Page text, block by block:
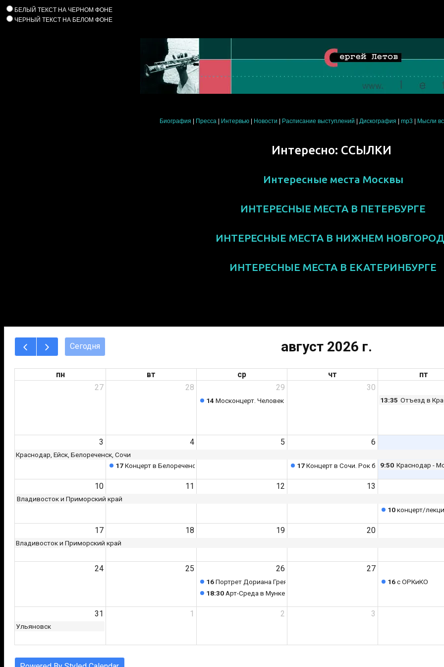
БЕЛЫЙ ТЕКСТ НА ЧЕРНОМ ФОНЕ
ЧЕРНЫЙ ТЕКСТ НА БЕЛОМ ФОНЕ
Биография | Пресса | Интервью | Новости | Расписание выступлений | Дискография | mp3 | Мысли
Интересно: ССЫЛКИ
Интересные места Москвы
ИНТЕРЕСНЫЕ МЕСТА В ПЕТЕРБУРГЕ
ИНТЕРЕСНЫЕ МЕСТА В НИЖНЕМ
ИНТЕРЕСНЫЕ МЕСТА В ЕКАТЕРИНБУРГЕ